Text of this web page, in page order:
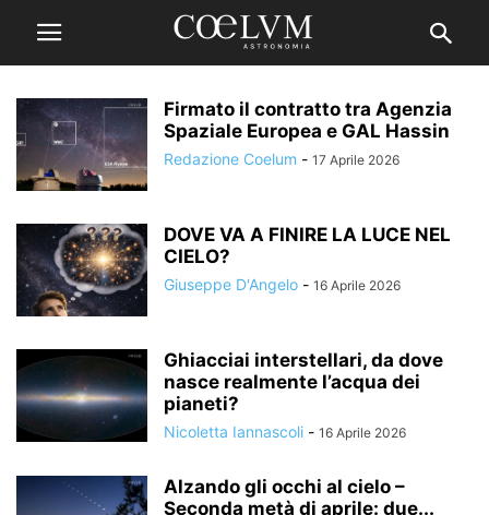
Firmato il contratto tra Agenzia
Spaziale Europea e GAL Hassin
Redazione Coelum - 17 Aprile 2026
DOVE VA A FINIRE LA LUCE NEL
CIELO?
Giuseppe D'Angelo - 16 Aprile 2026
Ghiacciai interstellari, da dove
nasce realmente l’acqua dei
pianeti?
Nicoletta Iannascoli - 16 Aprile 2026
Alzando gli occhi al cielo –
Seconda metà di aprile: due...